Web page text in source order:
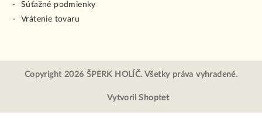
Súťažné podmienky
Vrátenie tovaru
Copyright 2026 ŠPERK HOLÍČ. Všetky práva vyhradené.
Vytvoril Shoptet